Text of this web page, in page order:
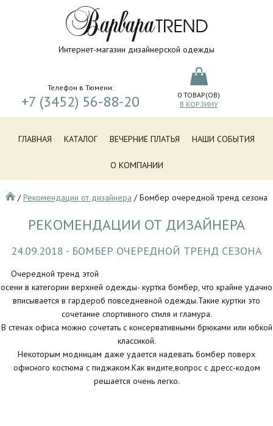
Интернет-магазин дизайнерской одежды
Телефон в Тюмени:
+7 (3452) 56-88-20 0 ТОВАР(ОВ)
В КОРЗИНУ
ГЛАВНАЯ КАТАЛОГ ВЕЧЕРНИЕ ПЛАТЬЯ НАШИ СОБЫТИЯ
О КОМПАНИИ
/Рекомендации от дизайнера /Бомбер очередной тренд сезона
РЕКОМЕНДАЦИИ ОТ ДИЗАЙНЕРА
24.09.2018 - БОМБЕР ОЧЕРЕДНОЙ ТРЕНД СЕЗОНА
Очередной тренд этой
осени в категории верхней одежды- куртка бомбер, что крайне удачно
вписывается в гардероб повседневной одежды.Такие куртки это
сочетание спортивного стиля и гламура.
В стенах офиса можно сочетать с консервативными брюками или юбкой
классикой.
Некоторым модницам даже удается надевать бомбер поверх
офисного костюма с пиджаком.Как видите,вопрос с дресс-кодом
решается очень легко.